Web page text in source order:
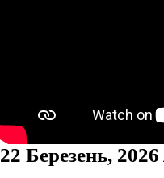
22 Березень, 2026